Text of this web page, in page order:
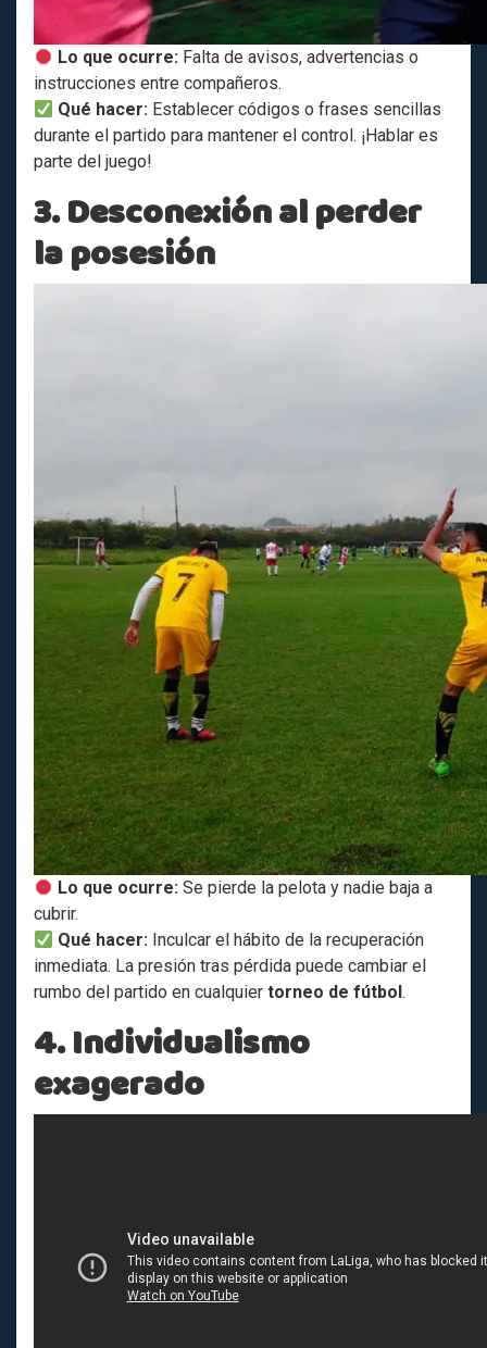
Lo que ocurre: Falta de avisos, advertencias o
instrucciones entre compañeros.
Qué hacer: Establecer códigos o frases sencillas
durante el partido para mantener el control. ¡Hablar es
parte del juego!
3. Desconexión al perder
la posesión
Lo que ocurre: Se pierde la pelota y nadie baja a
cubrir.
Qué hacer: Inculcar el hábito de la recuperación
inmediata. La presión tras pérdida puede cambiar el
rumbo del partido en cualquier torneo de fútbol.
4. Individualismo
exagerado